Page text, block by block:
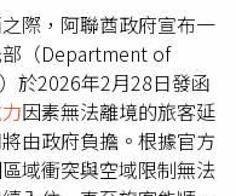
際，阿聯酋政府宣布一
（Department of
於2026年2月28日發函
因素無法離境的旅客延
由政府負擔。根據官方
域衝突與空域限制無法